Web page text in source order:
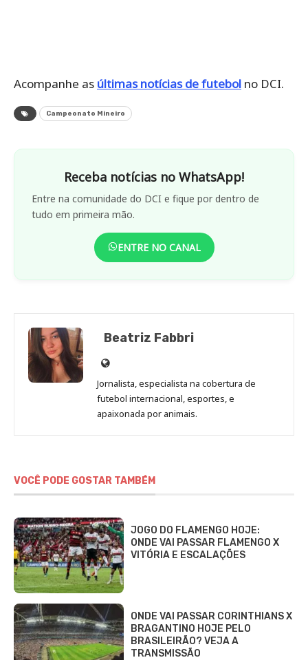
Acompanhe as últimas notícias de futebol no DCI.
Campeonato Mineiro
Receba notícias no WhatsApp!
Entre na comunidade do DCI e fique por dentro de
tudo em primeira mão.
ENTRE NO CANAL
Beatriz Fabbri
Site
de
Beatriz
Fabbri
Jornalista, especialista na cobertura de
futebol internacional, esportes, e
apaixonada por animais.
VOCÊ PODE GOSTAR TAMBÉM
JOGO DO FLAMENGO HOJE:
ONDE VAI PASSAR FLAMENGO X
VITÓRIA E ESCALAÇÕES
ONDE VAI PASSAR CORINTHIANS X
BRAGANTINO HOJE PELO
BRASILEIRÃO? VEJA A
TRANSMISSÃO